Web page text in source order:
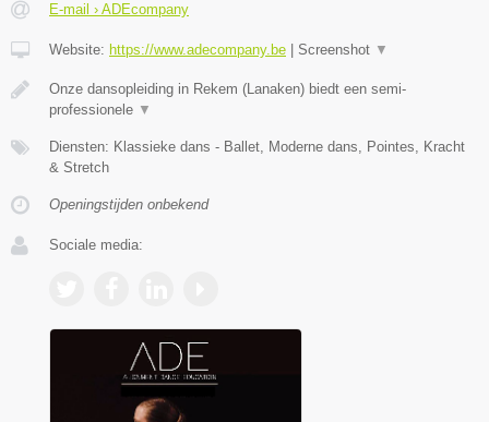
E-mail › ADEcompany
Website: https://www.adecompany.be Screenshot ▼
Onze dansopleiding in Rekem (Lanaken) biedt een semi-
professionele ▼
Diensten: Klassieke dans - Ballet, Moderne dans, Pointes, Kracht
& Stretch
Openingstijden onbekend
Sociale media: